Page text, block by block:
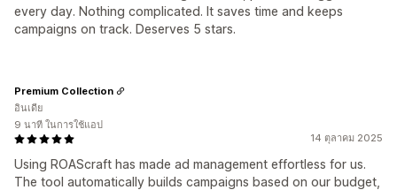
every day. Nothing complicated. It saves time and keeps
campaigns on track. Deserves 5 stars.
14 ตุลาคม 2025
Using ROAScraft has made ad management effortless for us.
The tool automatically builds campaigns based on our budget,
Premium Collection
อินเดีย
9 นาที ในการใช้แอป